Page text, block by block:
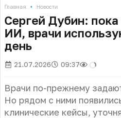
Главная • Новости
Сергей Дубин:
ИИ, врачи
день
21.07.2026 09:37
Врачи по-прежнему
Но рядом с ними
клинические кейсы,